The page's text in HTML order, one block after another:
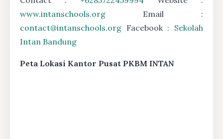
www.intanschools.org Email :
contact@intanschools.org Facebook : Sekolah
Intan Bandung
Peta Lokasi Kantor Pusat PKBM INTAN